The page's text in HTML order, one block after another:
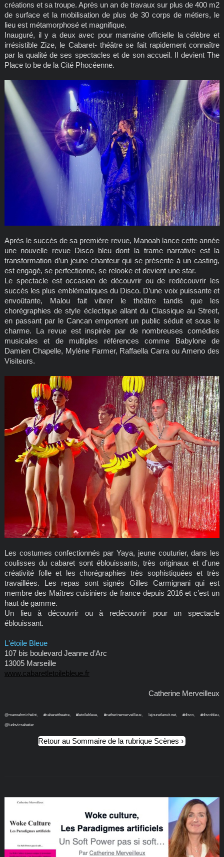
créations et sa troupe. Après un an de travaux sur plus de 400 m2
de surface et la mobilisation de plus de 30 corps de métiers, le
lieu est métamorphosé et magnifique.
Inauguré, il y a deux avec pour marraine officielle la célèbre et
irrésistible Zize, le Cabaret- théâtre se fait rapidement connaître
par la qualité de ses spectacles et de son accueil. Il devient The
Place to be de la Cité Phocéenne.
Après le succès de sa première revue, Manoah lance cette année
une nouvelle revue Disco bleu dont la trame narrative est la
transformation d’un jeune chanteur qui se présente à un casting,
est engagé, se perfectionne, se relooke et devient une star.
Le spectacle est occasion de découvrir ou de redécouvrir les
succès les plus emblématiques du Disco. D’une voix puissante et
envoûtante, Malou fait vibrer le théâtre tandis que les
chorégraphies de style éclectique allant du Classique au Street,
en passant par le Cancan emportent un public séduit et sous le
charme. La revue est inspirée par de nombreuses comédies
musicales et de multiples références comme Babylone de
Damien Chapelle, Mylène Farmer, Raffaella Carra ou Ameno des
Visiteurs.
Les costumes confectionnés par Yaya, jeune couturier, dans les
coulisses du cabaret sont éblouissants, très originaux et d’une
créativité folle et les chorégraphies très sophistiquées et très
travaillées. Les repas sont signés Gilles Carmignani qui est
membre des Maîtres cuisiniers de france depuis 2016 et c’est un
haut de gamme.
Un lieu à découvrir ou à redécouvrir pour un spectacle
éblouissant.
L'étoile Bleue
107 bis boulevard Jeanne d’Arc
13005 Marseille
www.cabaretletoilebleue.fr
Catherine Merveilleux
@manoahmichelot, #cabarettheatre, #letoilebleue, #catherinemerveilleux, lejouretlanuit.net, #disco, #discobleu,
@ludovicsabatier
Retour au Sommaire de la rubrique Scènes